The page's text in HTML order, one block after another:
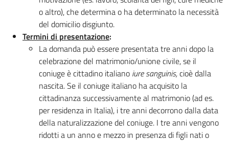
o altro), che determina o ha determinato la necessità
del domicilio disgiunto.
Termini di presentazione:
La domanda può essere presentata tre anni dopo la
celebrazione del matrimonio/unione civile, se il
coniuge è cittadino italiano iure sanguinis,cioè dalla
nascita. Se il coniuge italiano ha acquisito la
cittadinanza successivamente al matrimonio (ad es.
per residenza in Italia), i tre anni decorrono dalla data
della naturalizzazione del coniuge. I tre anni vengono
ridotti a un anno e mezzo in presenza di figli nati o